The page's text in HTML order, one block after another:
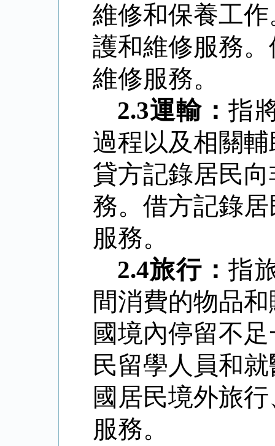
維修和保養工
護和維修服務
維修服務。
2.3運輸：指
過程以及相關
貸方記錄居民
務。借方記錄
服務。
2.4旅行：指
間消費的物品
國境內停留不
民留學人員和
國居民境外旅
服務。